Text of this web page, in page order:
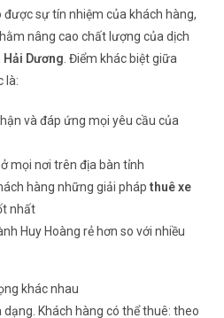
được sự tín nhiệm của khách hàng,
nâng cao chất lượng của dịch
Dương . Điểm khác biệt giữa
là:
và đáp ứng mọi yêu cầu của
mọi nơi trên địa bàn tỉnh
hàng những giải phápthuê xe
nhất
Huy Hoàng rẻ hơn so với nhiều
khác nhau
Khách hàng có thể thuê: theo